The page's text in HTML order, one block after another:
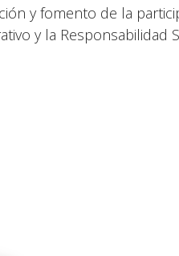
y fomento de la
y la Responsabilidad